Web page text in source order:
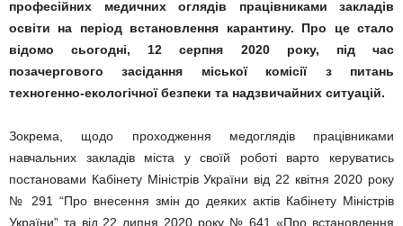
професійних медичних оглядів працівниками закладів
освіти на період встановлення карантину. Про це стало
відомо сьогодні, 12 серпня 2020 року, під час
позачергового засідання міської комісії з питань
техногенно-екологічної безпеки та надзвичайних ситуацій.
Зокрема, щодо проходження медоглядів працівниками
навчальних закладів міста у своїй роботі варто керуватись
постановами Кабінету Міністрів України від 22 квітня 2020 року
№ 291 “Про внесення змін до деяких актів Кабінету Міністрів
України” та від 22 липня 2020 року № 641 «Про встановлення